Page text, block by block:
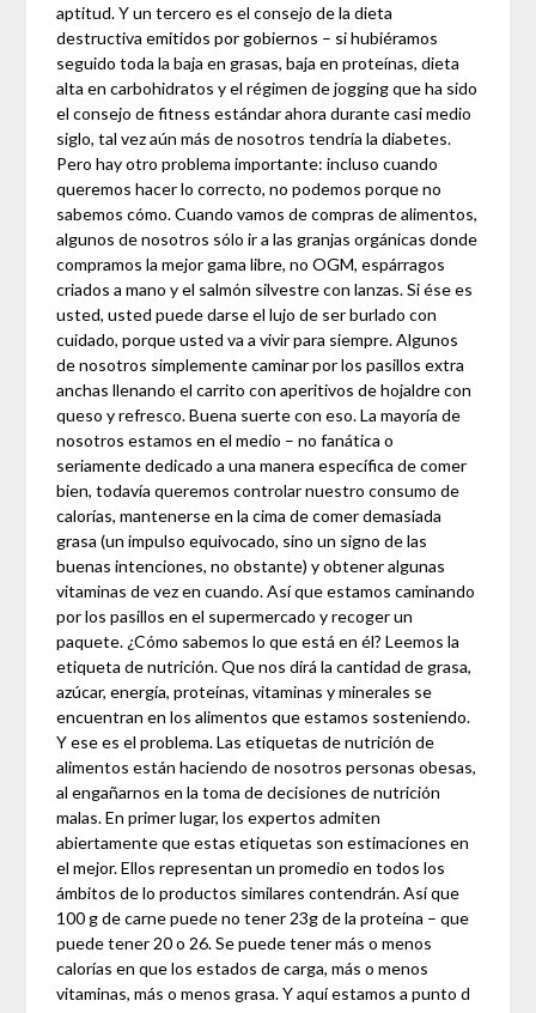
aptitud. Y un tercero es el consejo de la dieta
destructiva emitidos por gobiernos – si hubiéramos
seguido toda la baja en grasas, baja en proteínas, dieta
alta en carbohidratos y el régimen de jogging que ha sido
el consejo de fitness estándar ahora durante casi medio
siglo, tal vez aún más de nosotros tendría la diabetes.
Pero hay otro problema importante: incluso cuando
queremos hacer lo correcto, no podemos porque no
sabemos cómo. Cuando vamos de compras de alimentos,
algunos de nosotros sólo ir a las granjas orgánicas donde
compramos la mejor gama libre, no OGM, espárragos
criados a mano y el salmón silvestre con lanzas. Si ése es
usted, usted puede darse el lujo de ser burlado con
cuidado, porque usted va a vivir para siempre. Algunos
de nosotros simplemente caminar por los pasillos extra
anchas llenando el carrito con aperitivos de hojaldre con
queso y refresco. Buena suerte con eso. La mayoría de
nosotros estamos en el medio – no fanática o
seriamente dedicado a una manera específica de comer
bien, todavía queremos controlar nuestro consumo de
calorías, mantenerse en la cima de comer demasiada
grasa (un impulso equivocado, sino un signo de las
buenas intenciones, no obstante) y obtener algunas
vitaminas de vez en cuando. Así que estamos caminando
por los pasillos en el supermercado y recoger un
paquete. ¿Cómo sabemos lo que está en él? Leemos la
etiqueta de nutrición. Que nos dirá la cantidad de grasa,
azúcar, energía, proteínas, vitaminas y minerales se
encuentran en los alimentos que estamos sosteniendo.
Y ese es el problema. Las etiquetas de nutrición de
alimentos están haciendo de nosotros personas obesas,
al engañarnos en la toma de decisiones de nutrición
malas. En primer lugar, los expertos admiten
abiertamente que estas etiquetas son estimaciones en
el mejor. Ellos representan un promedio en todos los
ámbitos de lo productos similares contendrán. Así que
100 g de carne puede no tener 23g de la proteína – que
puede tener 20 o 26. Se puede tener más o menos
calorías en que los estados de carga, más o menos
vitaminas, más o menos grasa. Y aquí estamos a punto d